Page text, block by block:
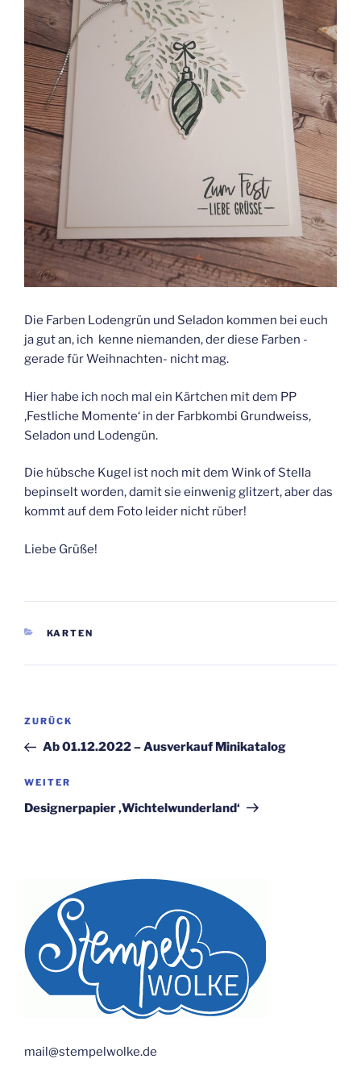
Die Farben Lodengrün und Seladon kommen bei euch
ja gut an, ich kenne niemanden, der diese Farben -
gerade für Weihnachten- nicht mag.
Hier habe ich noch mal ein Kärtchen mit dem PP
‚Festliche Momente‘ in der Farbkombi Grundweiss,
Seladon und Lodengün.
Die hübsche Kugel ist noch mit dem Wink of Stella
bepinselt worden, damit sie einwenig glitzert, aber das
kommt auf dem Foto leider nicht rüber!
Liebe Grüße!
KATEGORIEN
KARTEN
Beitragsnavigation
Vorheriger
Beitrag
ZURÜCK
Ab 01.12.2022 – Ausverkauf Minikatalog
Nächster
Beitrag
WEITER
Designerpapier ‚Wichtelwunderland‘
mail@stempelwolke.de